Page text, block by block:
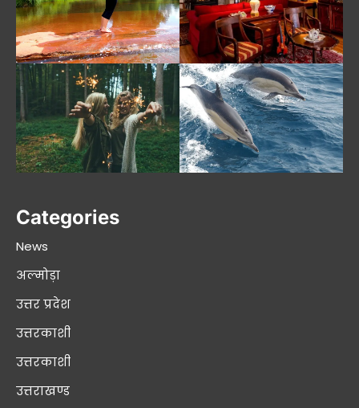
Categories
News
अल्मोड़ा
उत्तर प्रदेश
उत्तरकाशी
उत्तरकाशी
उत्तराखण्ड